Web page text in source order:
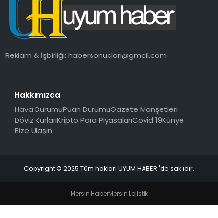
SAĞLIK
MAGAZIN
Reklam & İşbirliği:habersonuclari@gmail.com
Hakkımızda
Hava DurumuPuan DurumuGazete Manşetleri
Döviz KurlarıKripto Para PiyasalarıCovid 19Künye
Bize Ulaşın
Copyright © 2025 Tüm hakları UYUM HABER 'de saklıdır.
Mersin HaberMersin Lojistik